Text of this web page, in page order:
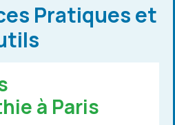
Pratiques et
à Paris